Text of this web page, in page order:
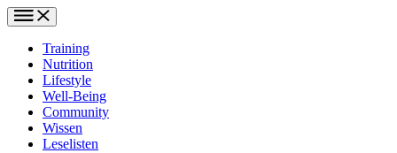
Training
Nutrition
Lifestyle
Well-Being
Community
Wissen
Leselisten